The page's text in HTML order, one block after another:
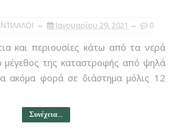
Ιανουαρίου 29, 2021 0
και περιουσίες κάτω από τα νερά
της καταστροφής από ψηλά
ακόμα φορά σε διάστημα μόλις 12
Συνέχεια...